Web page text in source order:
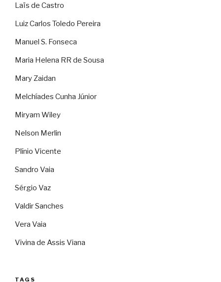
Laïs de Castro
Luiz Carlos Toledo Pereira
Manuel S. Fonseca
Maria Helena RR de Sousa
Mary Zaidan
Melchíades Cunha Júnior
Miryam Wiley
Nelson Merlin
Plínio Vicente
Sandro Vaia
Sérgio Vaz
Valdir Sanches
Vera Vaia
Vivina de Assis Viana
TAGS